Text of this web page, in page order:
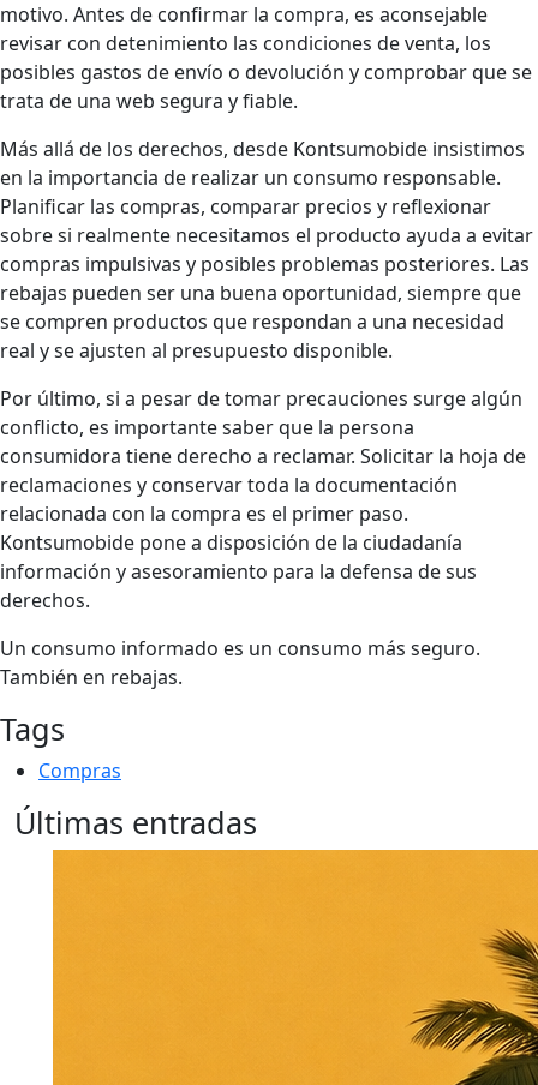
motivo. Antes de confirmar la compra, es aconsejable
revisar con detenimiento las condiciones de venta, los
posibles gastos de envío o devolución y comprobar que se
trata de una web segura y fiable.
Más allá de los derechos, desde Kontsumobide insistimos
en la importancia de realizar un consumo responsable.
Planificar las compras, comparar precios y reflexionar
sobre si realmente necesitamos el producto ayuda a evitar
compras impulsivas y posibles problemas posteriores. Las
rebajas pueden ser una buena oportunidad, siempre que
se compren productos que respondan a una necesidad
real y se ajusten al presupuesto disponible.
Por último, si a pesar de tomar precauciones surge algún
conflicto, es importante saber que la persona
consumidora tiene derecho a reclamar. Solicitar la hoja de
reclamaciones y conservar toda la documentación
relacionada con la compra es el primer paso.
Kontsumobide pone a disposición de la ciudadanía
información y asesoramiento para la defensa de sus
derechos.
Un consumo informado es un consumo más seguro.
También en rebajas.
Tags
Compras
Últimas entradas